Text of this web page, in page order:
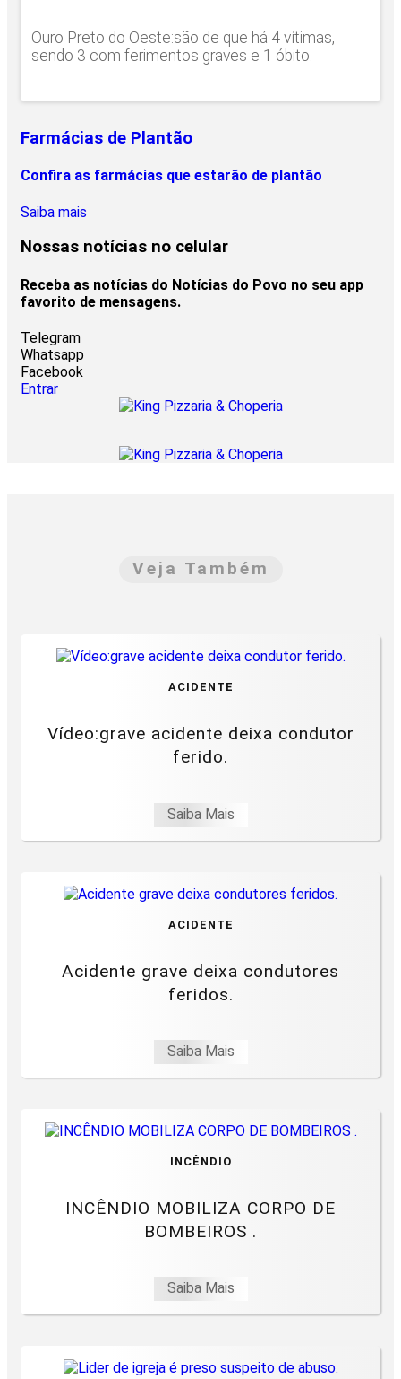
Ouro Preto do Oeste:são de que há 4 vítimas,
sendo 3 com ferimentos graves e 1 óbito.
Farmácias de Plantão
Confira as farmácias que estarão de plantão
Saiba mais
Nossas notícias no celular
Receba as notícias do Notícias do Povo no seu app
favorito de mensagens.
Telegram
Whatsapp
Facebook
Entrar
Veja Também
ACIDENTE
Vídeo:grave acidente deixa condutor
ferido.
Saiba Mais
ACIDENTE
Acidente grave deixa condutores
feridos.
Saiba Mais
INCÊNDIO
INCÊNDIO MOBILIZA CORPO DE
BOMBEIROS .
Saiba Mais